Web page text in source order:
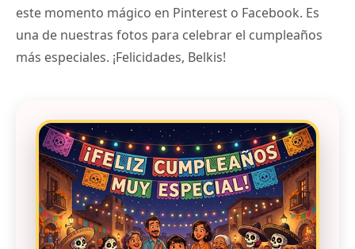
este momento mágico en Pinterest o Facebook. Es
una de nuestras fotos para celebrar el cumpleaños
más especiales. ¡Felicidades, Belkis!